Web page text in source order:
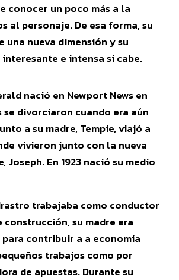
conocer un poco más a la
al personaje. De esa forma, su
una nueva dimensión y su
interesante e intensa si cabe.
nació en Newport News en
se divorciaron cuando era aún
a su madre, Tempie, viajó a
vivieron junto con la nueva
Joseph. En 1923 nació su medio
trabajaba como conductor
construcción, su madre era
contribuir a a economía
trabajos como por
de apuestas. Durante su